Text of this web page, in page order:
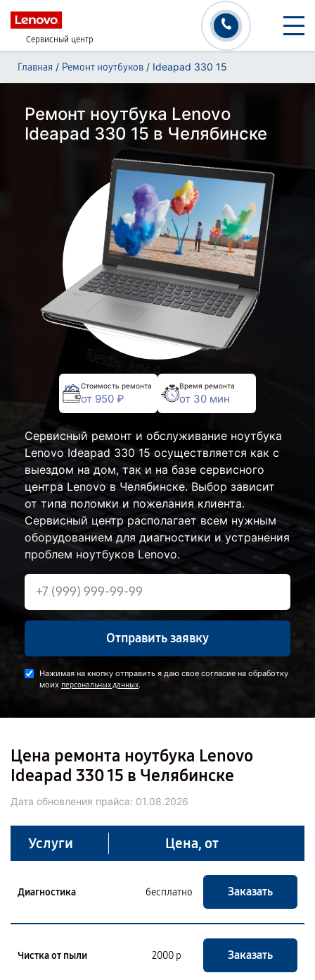
Сервисный центр
Главная / Ремонт ноутбуков / Ideapad 330 15
Ремонт ноутбука Lenovo
Ideapad 330 15 в Челябинске
Стоимость ремонта
от 950 ₽
Время ремонта
от 30 мин
Сервисный ремонт и обслуживание ноутбука
Lenovo Ideapad 330 15 осуществляется как с
выездом на дом, так и на базе сервисного
центра Lenovo в Челябинске. Выбор зависит
от типа поломки и пожелания клиента.
Сервисный центр располагает всем нужным
оборудованием для диагностики и устранения
проблем ноутбуков Lenovo.
Отправить заявку
Нажимая на кнопку отправить я даю свое согласие на обработку
моих персональных данных.
Цена ремонта ноутбука Lenovo
Ideapad 330 15 в Челябинске
Дата обновления прайса: 01.08.2026
Услуги Цена, от
Диагностика бесплатно Заказать
Чистка от пыли 2000 р Заказать